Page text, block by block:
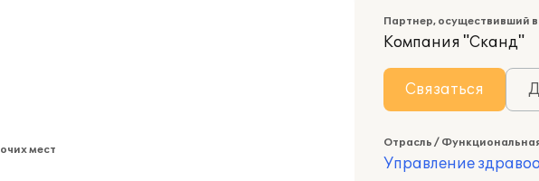
мест
Партнер, осуществивший
Компания "Сканд"
Связаться
Отрасль /
Управление